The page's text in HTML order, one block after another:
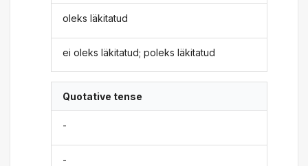
oleks läkitatud
ei oleks läkitatud; poleks läkitatud
Quotative tense
-
-